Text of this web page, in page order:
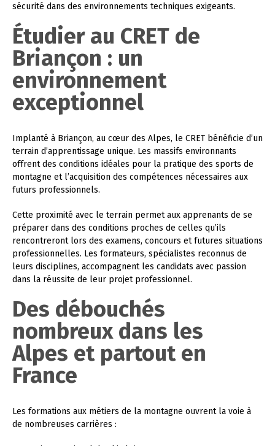
sécurité dans des environnements techniques exigeants.
Étudier au CRET de
Briançon : un
environnement
exceptionnel
Implanté à Briançon, au cœur des Alpes, le CRET bénéficie d’un
terrain d’apprentissage unique. Les massifs environnants
offrent des conditions idéales pour la pratique des sports de
montagne et l’acquisition des compétences nécessaires aux
futurs professionnels.
Cette proximité avec le terrain permet aux apprenants de se
préparer dans des conditions proches de celles qu’ils
rencontreront lors des examens, concours et futures situations
professionnelles. Les formateurs, spécialistes reconnus de
leurs disciplines, accompagnent les candidats avec passion
dans la réussite de leur projet professionnel.
Des débouchés
nombreux dans les
Alpes et partout en
France
Les formations aux métiers de la montagne ouvrent la voie à
de nombreuses carrières :